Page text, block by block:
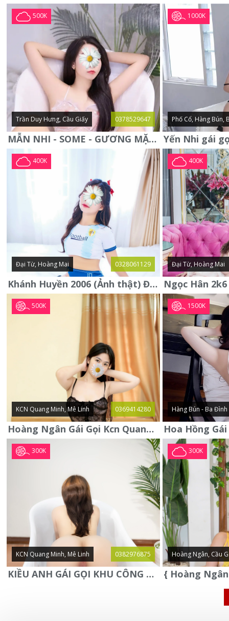
500K
Trần Duy Hưng, Cầu Giấy 0378529647
MẪN NHI - SOME - GƯƠNG MẶT XINH XẮN -CỰC CHIỀU KHÁCH
1000K
Phố Cổ, Hàng Bún,
400K
Đại Từ, Hoàng Mai 0328061129
Khánh Huyền 2006 (Ảnh thật) Đại từ - Hoàng Mai
400K
Đại Từ, Hoàng Mai
500K
KCN Quang Minh, Mê Linh 0369414280
Hoàng Ngân Gái Gọi Kcn Quang Minh - Mê Linh . Hàng Vip Lần Đầu
1500K
Hàng Bún - Ba Đình
300K
KCN Quang Minh, Mê Linh 0382976875
KIỀU ANH GÁI GỌI KHU CÔNG NGHIỆP QUANG MINH - MÊ LINH
300K
Hoàng Ngân, Cầu